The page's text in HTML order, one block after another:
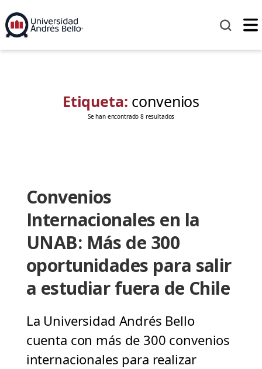
Etiqueta: convenios
Se han encontrado 8 resultados
Convenios
Internacionales en la
UNAB: Más de 300
oportunidades para salir
a estudiar fuera de Chile
La Universidad Andrés Bello
cuenta con más de 300 convenios
internacionales para realizar